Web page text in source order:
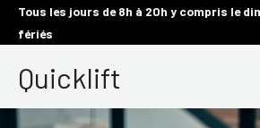
AllerTous les jours de 8h à 20h y compris le
fériés
Quicklift